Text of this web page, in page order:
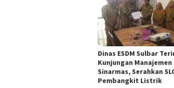
Dinas ESDM Sulbar
Kunjungan Manajemen
Sinarmas, Serahkan
Pembangkit Listrik